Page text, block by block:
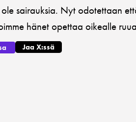
sairauksia. Nyt odotettaan
hänet opettaa oikealle
Jaa X:ssä